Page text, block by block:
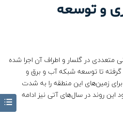
و توسعه
متعددی در گلسار و اطراف آن اجرا شده
گرفته تا توسعه شبکه آب و برق و
زمین‌های این منطقه را به شدت
روند در سال‌های آتی نیز ادامه